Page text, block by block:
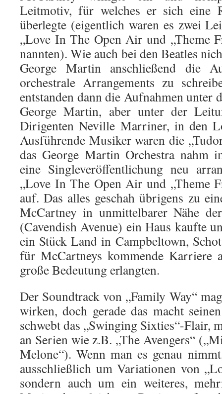
Leitmotiv, für welches er sich eine
überlegte (eigentlich waren es zwei
„Love In The Open Air und „Theme
nannten). Wie auch bei den Beatles
George Martin anschließend die
orchestrale Arrangements zu
entstanden dann die Aufnahmen unter
George Martin, aber unter der
Dirigenten Neville Marriner, in den
Ausführende Musiker waren die
das George Martin Orchestra nahm
eine Singleveröffentlichung neu
„Love In The Open Air und „Theme
auf. Das alles geschah übrigens zu
McCartney in unmittelbarer Nähe
(Cavendish Avenue) ein Haus kaufte
ein Stück Land in Campbeltown,
für McCartneys kommende Karriere
große Bedeutung erlangten.
Der Soundtrack von „Family Way“
wirken, doch gerade das macht
schwebt das „Swinging Sixties“-Flair,
an Serien wie z.B. „The Avengers“
Melone“). Wenn man es genau
ausschließlich um Variationen von
sondern auch um ein weiteres,